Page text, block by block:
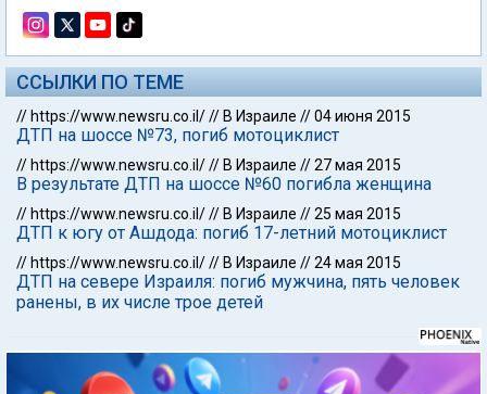
ССЫЛКИ ПО ТЕМЕ
// https://www.newsru.co.il/// В Израиле //04 июня 2015
ДТП на шоссе №73, погиб мотоциклист
// https://www.newsru.co.il/// В Израиле //27 мая 2015
В результате ДТП на шоссе №60 погибла женщина
// https://www.newsru.co.il/// В Израиле //25 мая 2015
ДТП к югу от Ашдода: погиб 17-летний мотоциклист
// https://www.newsru.co.il/// В Израиле //24 мая 2015
ДТП на севере Израиля: погиб мужчина, пять человек
ранены, в их числе трое детей